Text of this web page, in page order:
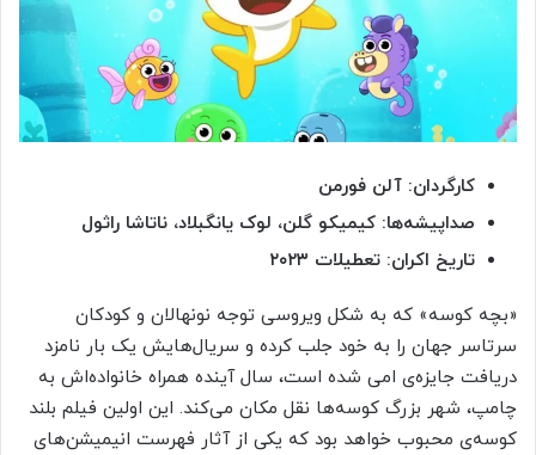
کارگردان: آلن فورمن
صداپیشه‌ها: کیمیکو گلن، لوک یانگبلاد، ناتاشا راثول
تاریخ اکران: تعطیلات ۲۰۲۳
«بچه کوسه» که به شکل ویروسی توجه نونهالان و کودکان
سرتاسر جهان را به خود جلب کرده و سریال‌هایش یک بار نامزد
دریافت جایزه‌ی امی شده است، سال آینده همراه خانواده‌اش به
چامپ، شهر بزرگ کوسه‌ها نقل مکان می‌کند. این اولین فیلم بلند
کوسه‌ی محبوب خواهد بود که یکی از آثار فهرست انیمیشن‌های